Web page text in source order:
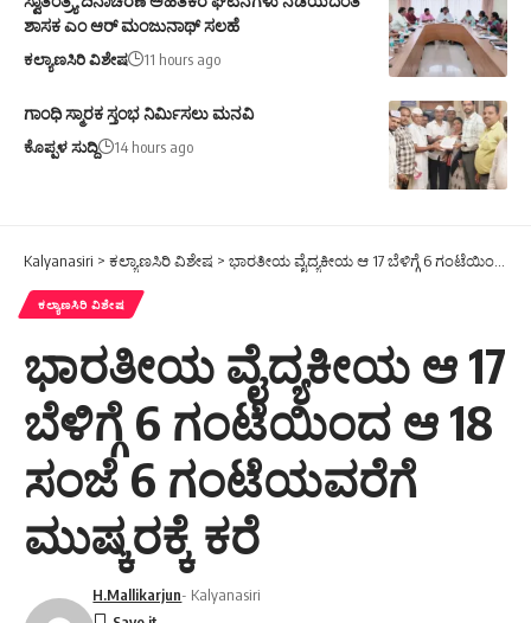
ಶಾಸಕ ಎಂ ಆರ್ ಮಂಜುನಾಥ್ ಸಲಹೆ
ಕಲ್ಯಾಣಸಿರಿ ವಿಶೇಷ 11 hours ago
ಗಾಂಧಿ ಸ್ಮಾರಕ ಸ್ತಂಭ ನಿರ್ಮಿಸಲು ಮನವಿ
ಕೊಪ್ಪಳ ಸುದ್ದಿ 14 hours ago
Kalyanasiri > ಕಲ್ಯಾಣಸಿರಿ ವಿಶೇಷ > ಭಾರತೀಯ ವೈದ್ಯಕೀಯ ಆ 17 ಬೆಳಿಗ್ಗೆ 6 ಗಂಟೆಯಿಂದ ಆ 18 ಸಂಜೆ 6 ಗಂಟೆಯವರೆಗೆ ಮುಷ್ಕರಕ್ಕೆ ಕರೆ
ಕಲ್ಯಾಣಸಿರಿ ವಿಶೇಷ
ಭಾರತೀಯ ವೈದ್ಯಕೀಯ ಆ 17
ಬೆಳಿಗ್ಗೆ 6 ಗಂಟೆಯಿಂದ ಆ 18
ಸಂಜೆ 6 ಗಂಟೆಯವರೆಗೆ
ಮುಷ್ಕರಕ್ಕೆ ಕರೆ
H.Mallikarjun- Kalyanasiri